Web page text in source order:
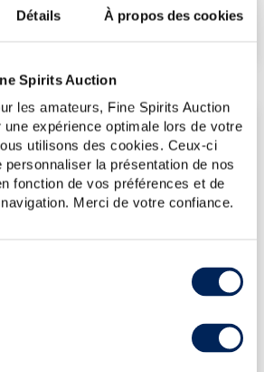
Détails À propos des cookies
Spirits Auction
les amateurs, Fine Spirits Auction
expérience optimale lors de votre
utilisons des cookies. Ceux-ci
personnaliser la présentation de nos
fonction de vos préférences et de
Merci de votre confiance.
ADJUDICATIONS
238€
226€
214€
238€